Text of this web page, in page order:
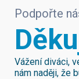
Podpořte
Vážení diváci,
nám naději, že